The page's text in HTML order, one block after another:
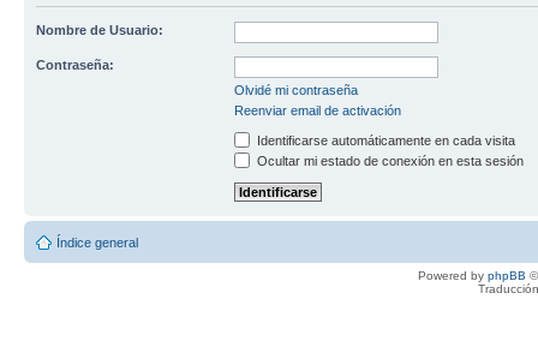
Nombre de Usuario:
Contraseña:
Olvidé mi contraseña
Reenviar email de activación
Identificarse automáticamente en cada visita
Ocultar mi estado de conexión en esta sesión
Índice general
Powered by phpBB